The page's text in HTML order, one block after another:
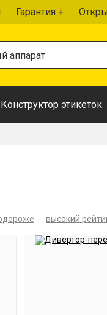
Гарантия +
Конструктор этикеток
высокий